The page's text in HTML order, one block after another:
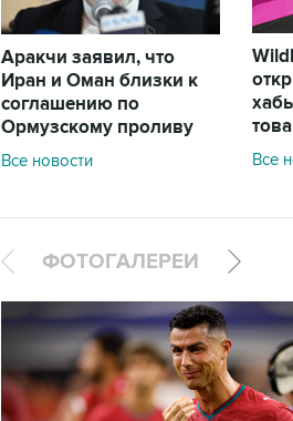
Аракчи заявил, что
Иран и Оман близки к
соглашению по
Ормузскому проливу
Все новости Все
ФОТОГАЛЕРЕИ